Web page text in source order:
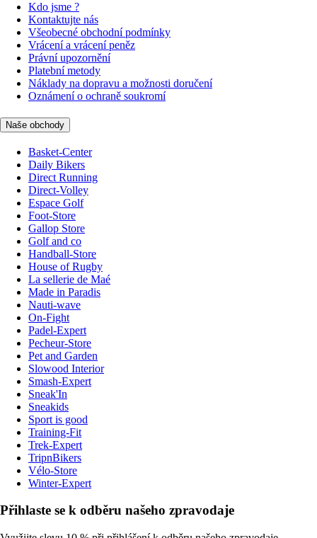
Kdo jsme ?
Kontaktujte nás
Všeobecné obchodní podmínky
Vrácení a vrácení peněz
Právní upozornění
Platební metody
Náklady na dopravu a možnosti doručení
Oznámení o ochraně soukromí
Naše obchody
Basket-Center
Daily Bikers
Direct Running
Direct-Volley
Espace Golf
Foot-Store
Gallop Store
Golf and co
Handball-Store
House of Rugby
La sellerie de Maé
Made in Paradis
Nauti-wave
On-Fight
Padel-Expert
Pecheur-Store
Pet and Garden
Slowood Interior
Smash-Expert
Sneak'In
Sneakids
Sport is good
Training-Fit
Trek-Expert
TripnBikers
Vélo-Store
Winter-Expert
Přihlaste se k odběru našeho zpravodaje